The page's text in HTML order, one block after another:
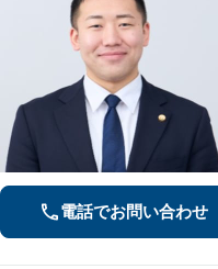
電話でお問い合わせ